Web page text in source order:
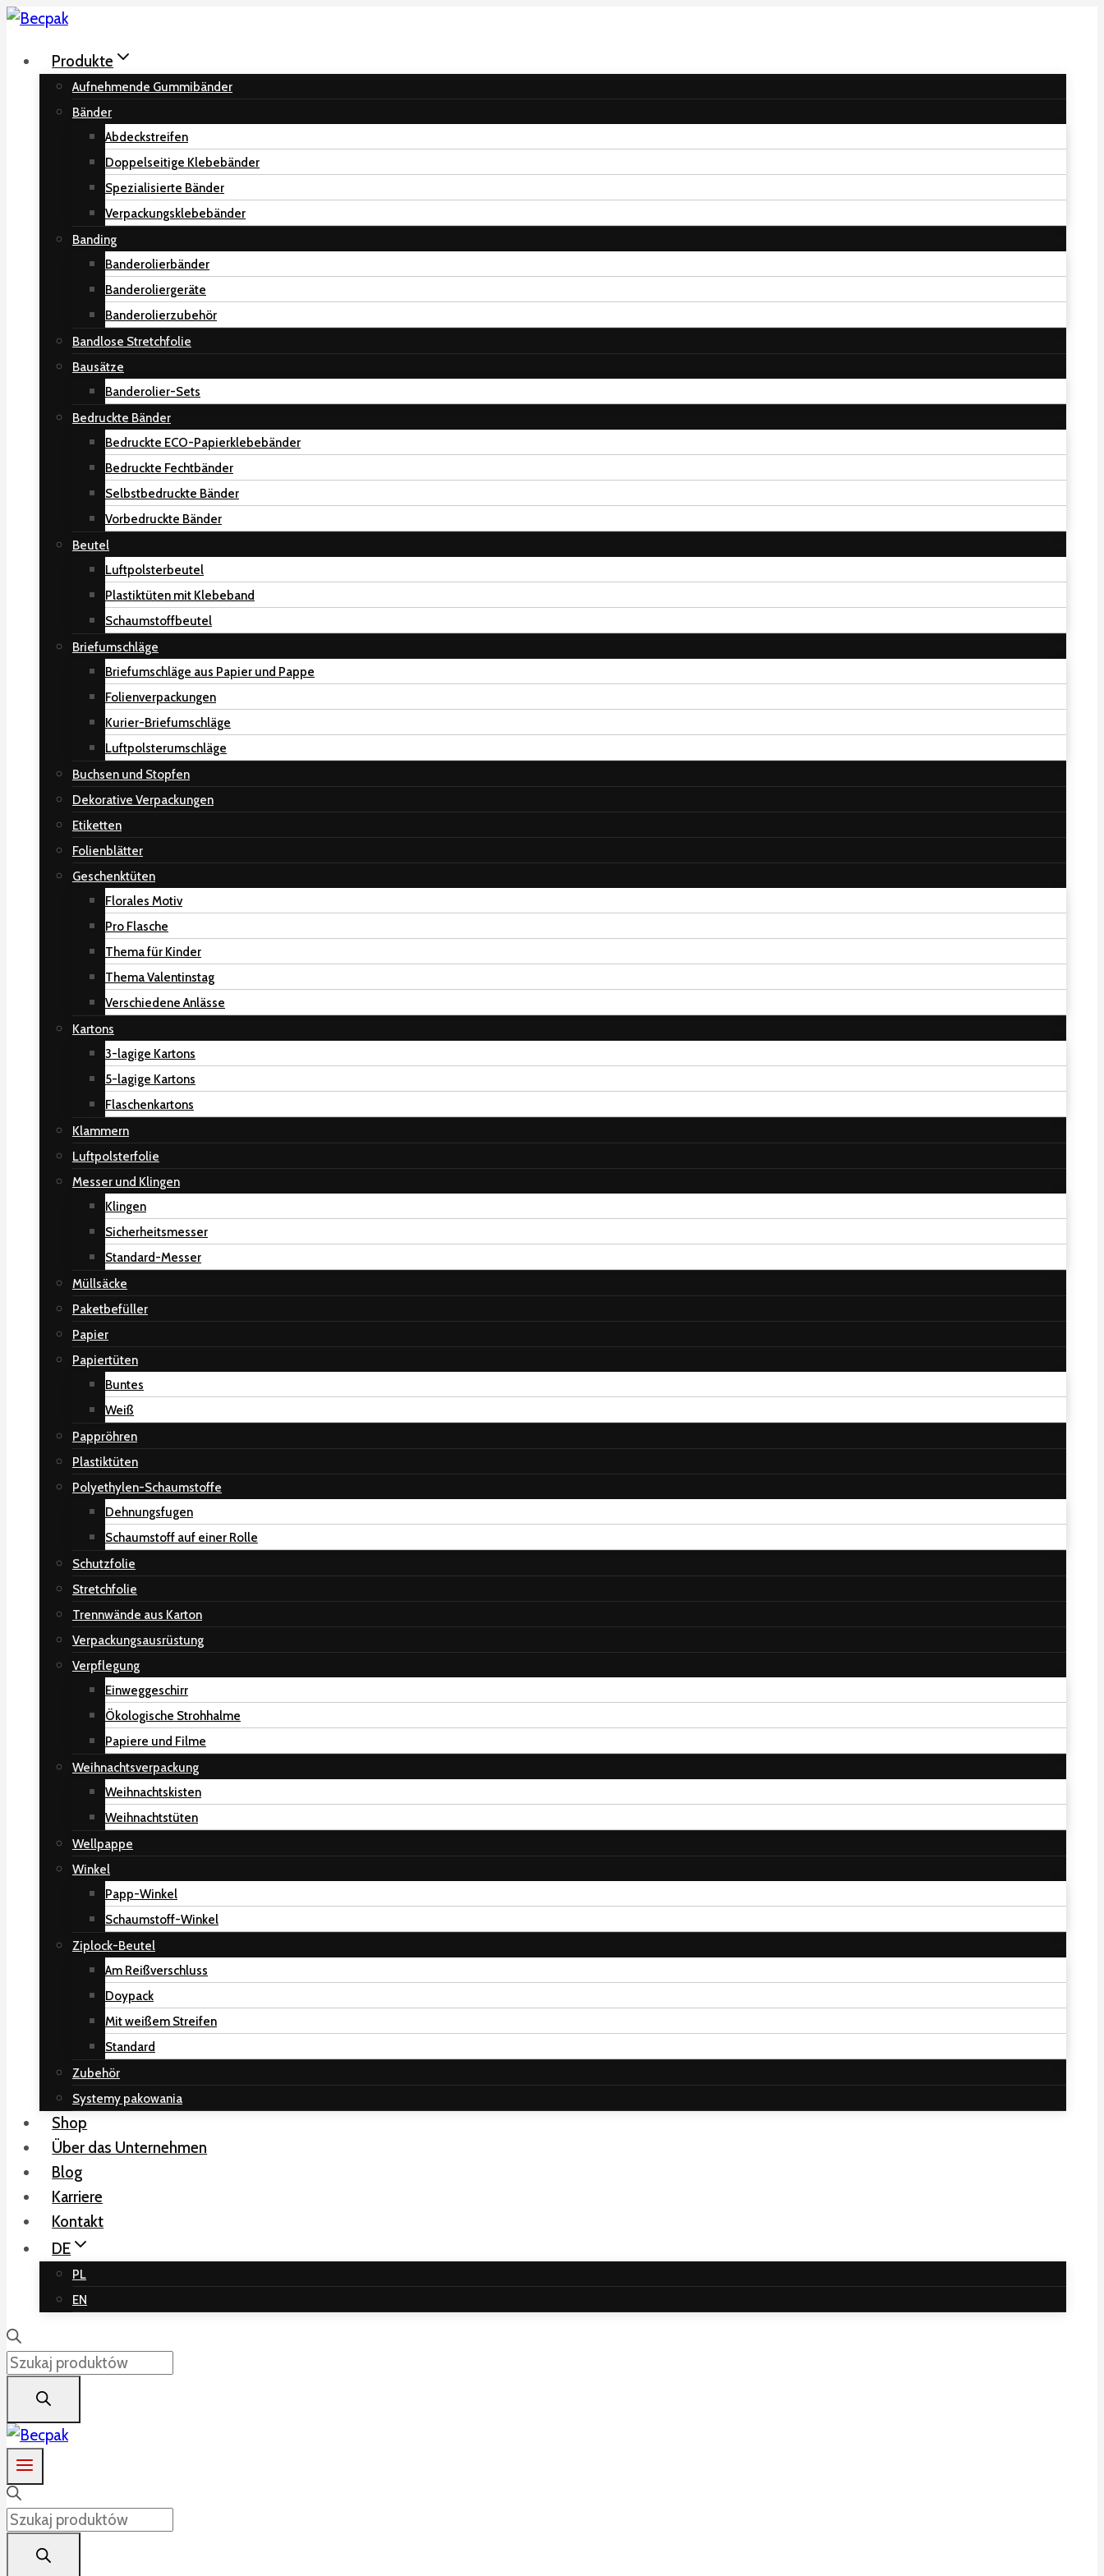
Zum
springenProdukte
Aufnehmende Gummibänder
Bänder
Abdeckstreifen
Doppelseitige Klebebänder
Spezialisierte Bänder
Verpackungsklebebänder
Banding
Banderolierbänder
Banderoliergeräte
Banderolierzubehör
Bandlose Stretchfolie
Bausätze
Banderolier-Sets
Bedruckte Bänder
Bedruckte ECO-Papierklebebänder
Bedruckte Fechtbänder
Selbstbedruckte Bänder
Vorbedruckte Bänder
Beutel
Luftpolsterbeutel
Plastiktüten mit Klebeband
Schaumstoffbeutel
Briefumschläge
Briefumschläge aus Papier und Pappe
Folienverpackungen
Kurier-Briefumschläge
Luftpolsterumschläge
Buchsen und Stopfen
Dekorative Verpackungen
Etiketten
Folienblätter
Geschenktüten
Florales Motiv
Pro Flasche
Thema für Kinder
Thema Valentinstag
Verschiedene Anlässe
Kartons
3-lagige Kartons
5-lagige Kartons
Flaschenkartons
Klammern
Luftpolsterfolie
Messer und Klingen
Klingen
Sicherheitsmesser
Standard-Messer
Müllsäcke
Paketbefüller
Papier
Papiertüten
Buntes
Weiß
Pappröhren
Plastiktüten
Polyethylen-Schaumstoffe
Dehnungsfugen
Schaumstoff auf einer Rolle
Schutzfolie
Stretchfolie
Trennwände aus Karton
Verpackungsausrüstung
Verpflegung
Einweggeschirr
Ökologische Strohhalme
Papiere und Filme
Weihnachtsverpackung
Weihnachtskisten
Weihnachtstüten
Wellpappe
Winkel
Papp-Winkel
Schaumstoff-Winkel
Ziplock-Beutel
Am Reißverschluss
Doypack
Mit weißem Streifen
Standard
Zubehör
Systemy pakowania
Shop
Über das Unternehmen
Blog
Karriere
Kontakt
DE
PL
EN
Products
search
Products
search